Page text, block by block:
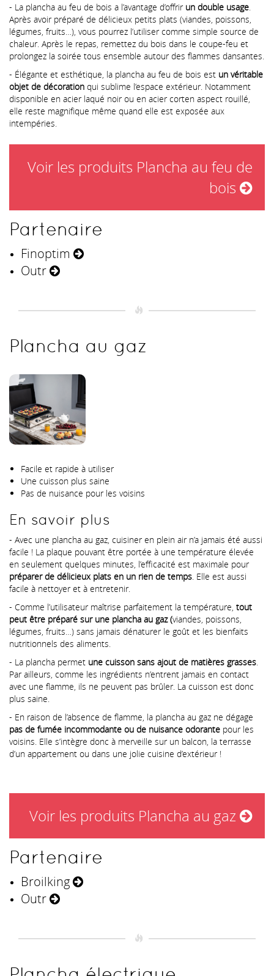
- La plancha au feu de bois a l’avantage d’offrir un double usage.
Après avoir préparé de délicieux petits plats (viandes, poissons,
légumes, fruits…), vous pourrez l’utiliser comme simple source de
chaleur. Après le repas, remettez du bois dans le coupe-feu et
prolongez la soirée tous ensemble autour des flammes dansantes.
- Élégante et esthétique, la plancha au feu de bois est un véritable
objet de décoration qui sublime l’espace extérieur. Notamment
disponible en acier laqué noir ou en acier corten aspect rouillé,
elle reste magnifique même quand elle est exposée aux
intempéries.
Voir les produits Plancha au feu de
bois
Partenaire
Finoptim
Outr
Plancha au gaz
Facile et rapide à utiliser
Une cuisson plus saine
Pas de nuisance pour les voisins
En savoir plus
- Avec une plancha au gaz, cuisiner en plein air n’a jamais été aussi
facile ! La plaque pouvant être portée à une température élevée
en seulement quelques minutes, l’efficacité est maximale pour
préparer de délicieux plats en un rien de temps . Elle est aussi
facile à nettoyer et à entretenir.
- Comme l’utilisateur maîtrise parfaitement la température, tout
peut être préparé sur une plancha au gaz (viandes, poissons,
légumes, fruits…) sans jamais dénaturer le goût et les bienfaits
nutritionnels des aliments.
- La plancha permet une cuisson sans ajout de matières grasses
Par ailleurs, comme les ingrédients n’entrent jamais en contact
avec une flamme, ils ne peuvent pas brûler. La cuisson est donc
plus saine.
- En raison de l’absence de flamme, la plancha au gaz ne dégage
pas de fumée incommodante ou de nuisance odorante pour les
voisins. Elle s’intègre donc à merveille sur un balcon, la terrasse
d’un appartement ou dans une jolie cuisine d’extérieur !
Voir les produits Plancha au gaz
Partenaire
Broilking
Outr